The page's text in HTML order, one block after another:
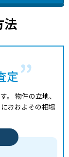
法
定
。 物件の立地、
おおよその相場